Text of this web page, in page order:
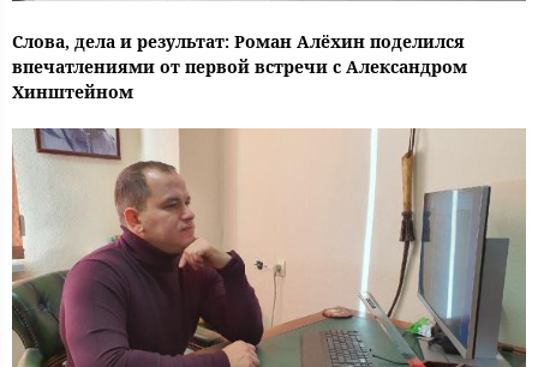
Слова, дела и результат: Роман Алёхин поделился
впечатлениями от первой встречи с Александром
Хинштейном